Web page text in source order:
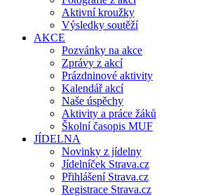
Aktivní kroužky
Výsledky soutěží
AKCE
Pozvánky na akce
Zprávy z akcí
Prázdninové aktivity
Kalendář akcí
Naše úspěchy
Aktivity a práce žáků
Školní časopis MUF
JÍDELNA
Novinky z jídelny
Jídelníček Strava.cz
Přihlášení Strava.cz
Registrace Strava.cz